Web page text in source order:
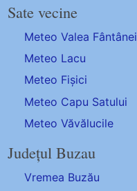
Sate vecine
Meteo Valea Fântânei
Meteo Lacu
Meteo Fișici
Meteo Capu Satului
Meteo Văvălucile
Județul Buzau
Vremea Buzău